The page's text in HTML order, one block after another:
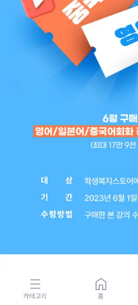
카테고리 홈